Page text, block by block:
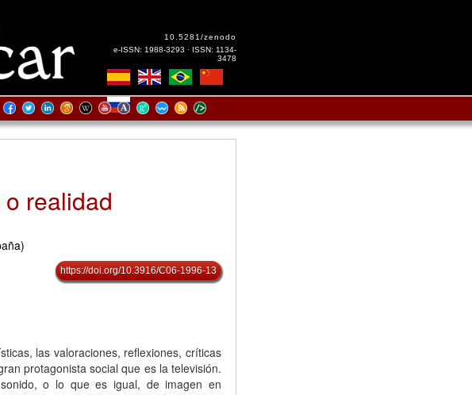
10.5281/zenodo
e-ISSN: 1988-3293 · ISSN: 1134-
3478
realidad
https://doi.org/10.3916/C06-1996-13
las valoraciones, reflexiones, críticas
protagonista social que es la televisión.
o lo que es igual, de imagen en